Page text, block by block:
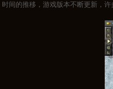
时间的推移，游戏版本不断更新，